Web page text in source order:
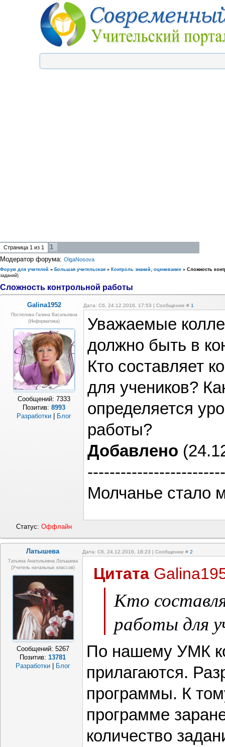
Страница 1 из 1
1
Модератор форума: OlgaNosova
Форум для учителей » Большая учительская » Контроль знаний, оценивание » Сложность
заданий)
Сложность контрольной работы
Galina1952 Дата: Сб, 24.12.2016, 17:53 | Сообщение # 1
Поспелова Галина Васильевна
(информатика)
Сообщений:7333
Позитив:8993
Разработки
Блог
Уважаемые
должно быть в
Кто составляет
для учеников?
определяется
работы?
Добавлено
Молчанье стало
Статус:Оффлайн
Латышева Дата: Сб, 24.12.2016, 18:23 | Сообщение # 2
Татьяна Анатольевна Латышева
(учитель начальных классов)
Сообщений: 5267
Позитив:13781
Разработки
Блог
Цитата
Кто
работы для
По нашему УМК
прилагаются.
программы. К
программе
количество